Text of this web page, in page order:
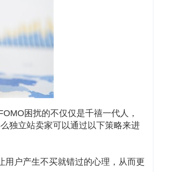
困扰的不仅仅是千禧一代人，
独立站卖家可以通过以下策略来进
用户产生不买就错过的心理，从而更